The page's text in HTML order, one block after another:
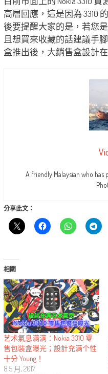
高層回應，這是因為 3310
後要提醒大家的是，若您
且想買來收藏的話建議手
盒推出後，大銷售盒設計
A friendly Malaysian who has
分享此文：
相關
艺术氣息满满：Nokia 3310 零
售包裝盒曝光；設計充满个性
十分 Young！
8 5 月, 2017